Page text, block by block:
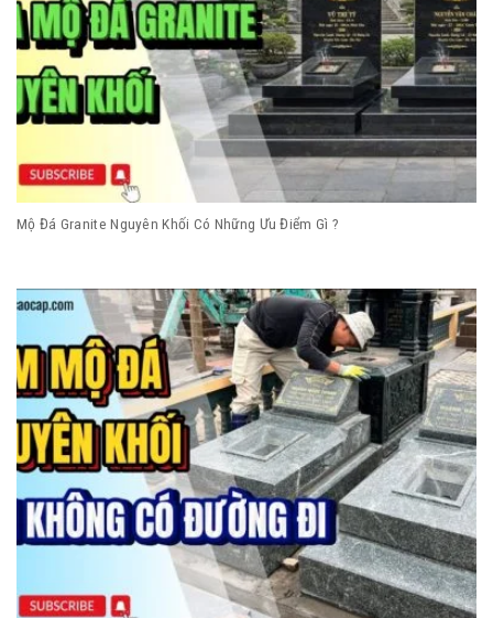
Mộ Đá Granite Nguyên Khối Có Những Ưu Điểm Gì ?